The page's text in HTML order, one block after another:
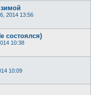
2014 13:56
состоялся)
10:38
10:09